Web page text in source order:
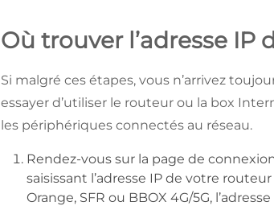
Où trouver l’adresse
Si malgré ces étapes, vous n’arrivez
essayer d’utiliser le routeur ou la box
les périphériques connectés au réseau.
Rendez-vous sur la page de
saisissant l’adresse IP de votre
Orange, SFR ou BBOX 4G/5G,